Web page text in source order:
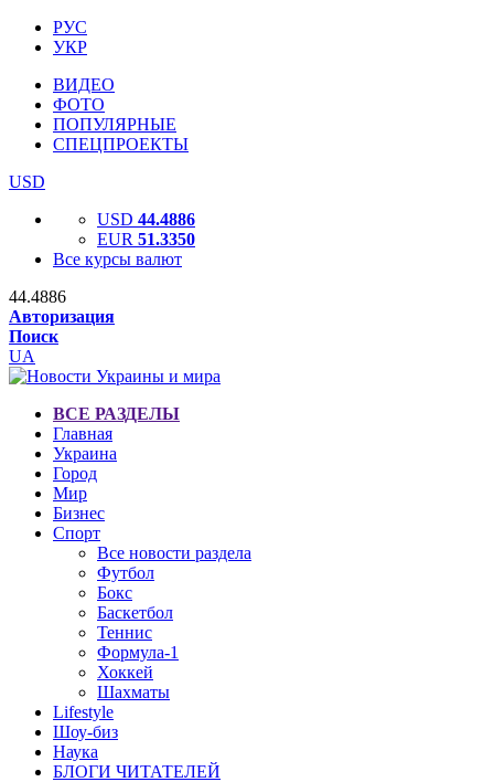
РУС
УКР
ВИДЕО
ФОТО
ПОПУЛЯРНЫЕ
СПЕЦПРОЕКТЫ
USD
USD 44.4886
EUR 51.3350
Все курсы валют
44.4886
Авторизация
Поиск
UA
ВСЕ РАЗДЕЛЫ
Главная
Украина
Город
Мир
Бизнес
Спорт
Все новости раздела
Футбол
Бокс
Баскетбол
Теннис
Формула-1
Хоккей
Шахматы
Lifestyle
Шоу-биз
Наука
БЛОГИ ЧИТАТЕЛЕЙ